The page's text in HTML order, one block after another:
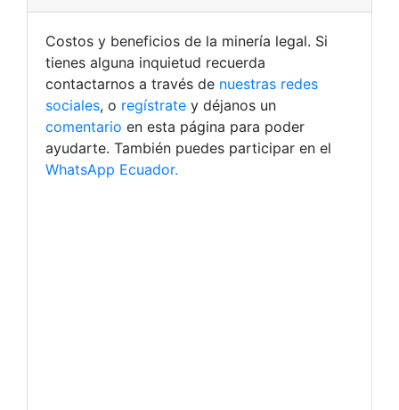
Costos y beneficios de la minería legal. Si
tienes alguna inquietud recuerda
contactarnos a través de nuestras redes
sociales, o regístrate y déjanos un
comentario en esta página para poder
ayudarte. También puedes participar en el
WhatsApp Ecuador.